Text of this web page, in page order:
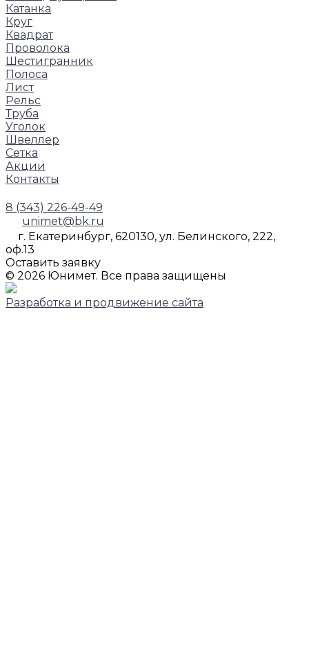
Катанка
Круг
Квадрат
Проволока
Шестигранник
Полоса
Лист
Рельс
Труба
Уголок
Швеллер
Сетка
Акции
Контакты
8 (343) 226-49-49
unimet@bk.ru
г. Екатеринбург, 620130, ул. Белинского, 222,
оф.13
Оставить заявку
© 2026 Юнимет. Все права защищены
Разработка и продвижение сайта